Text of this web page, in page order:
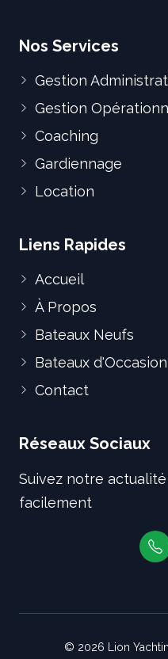
Nos Services
Gestion
Gestion
Coaching
Gardiennage
Location
Liens Rapides
Accueil
À Propos
Bateaux Neufs
Bateaux d'Occasion
Contact
Réseaux Sociaux
Suivez notre
facilement
© 2026 Lion